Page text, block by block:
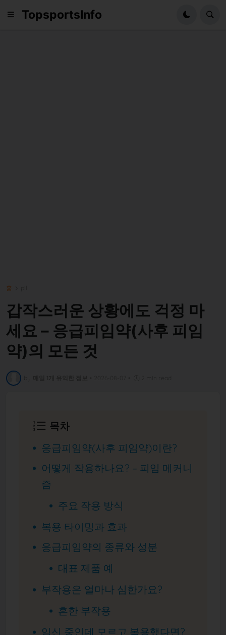
TopsportsInfo
홈
갑작스러운 상황에도 걱정 마
세요 – 응급피임약(사후 피임
약)의 모든 것
목차
응급피임약(사후 피임약)이란?
어떻게 작용하나요? – 피임 메커니
즘
주요 작용 방식
복용 타이밍과 효과
응급피임약의 종류와 성분
대표 제품 예
부작용은 얼마나 심한가요?
흔한 부작용
임신 중인데 모르고 복용했다면?